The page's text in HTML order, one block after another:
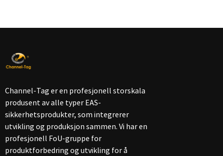
Channel-Tag er en profesjonell storskala
produsent av alle typer EAS-
sikkerhetsprodukter, som integrerer
utvikling og produksjon sammen. Vi har en
profesjonell FoU-gruppe for
produktforbedring og utvikling for å